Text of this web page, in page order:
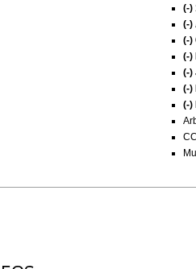
(-)
(-)
(-)
(-)
(-)
(-)
(-)